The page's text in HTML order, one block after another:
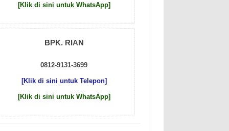
[Klik di sini untuk WhatsApp]
BPK. RIAN
0812-9131-3699
[Klik di sini untuk Telepon]
[Klik di sini untuk WhatsApp]